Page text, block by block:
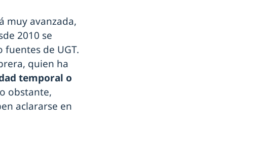
muy avanzada,
2010 se
fuentes de UGT.
quien ha
temporal o
obstante,
aclararse en